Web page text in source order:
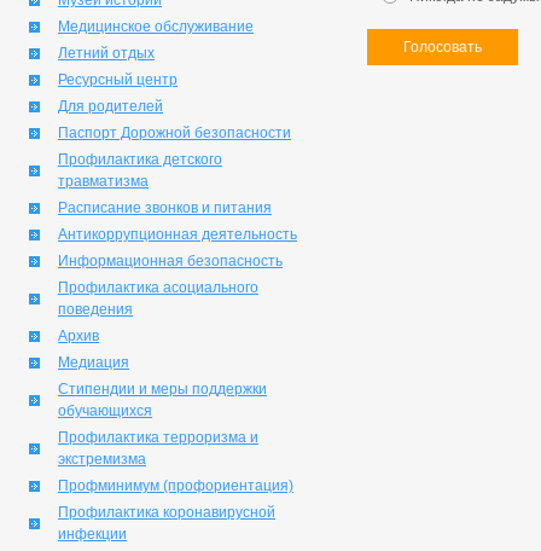
Медицинское обслуживание
Летний отдых
Ресурсный центр
Для родителей
Паспорт Дорожной безопасности
Профилактика детского
травматизма
Расписание звонков и питания
Антикоррупционная деятельность
Информационная безопасность
Профилактика асоциального
поведения
Архив
Медиация
Стипендии и меры поддержки
обучающихся
Профилактика терроризма и
экстремизма
Профминимум (профориентация)
Профилактика коронавирусной
инфекции
Голосовать